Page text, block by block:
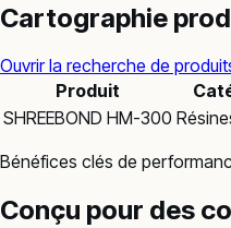
Cartographie
Ouvrir la recherche de
Produit
SHREEBOND HM-300
Bénéfices clés de
Conçu pour des